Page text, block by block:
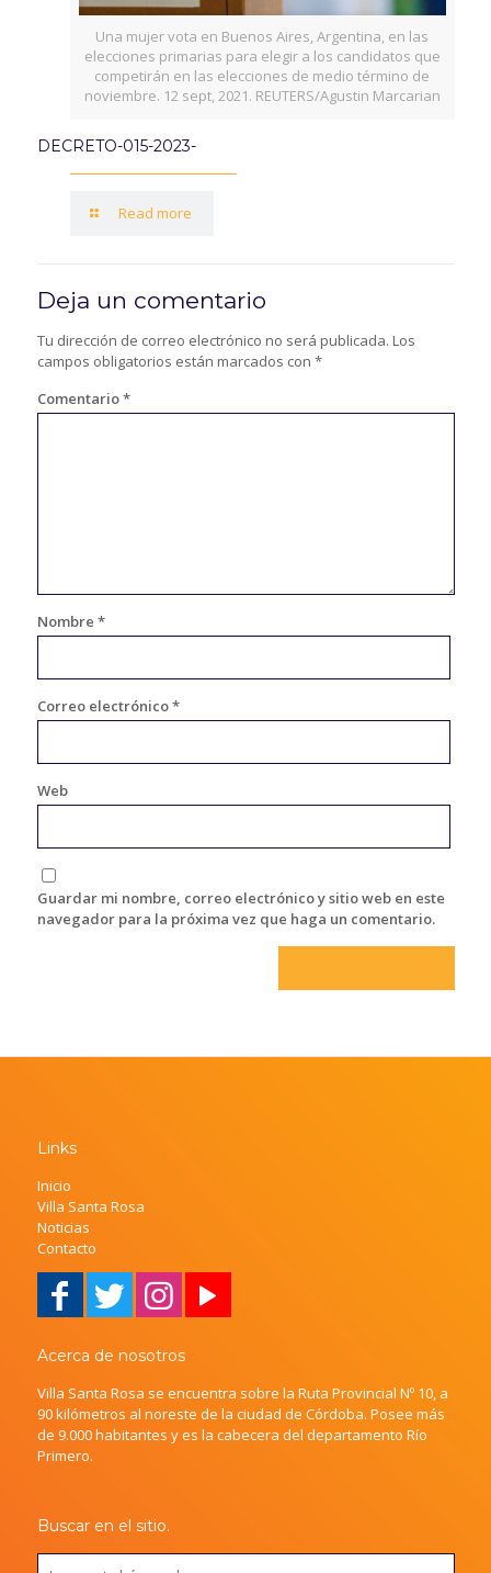
Una mujer vota en Buenos Aires, Argentina, en las
elecciones primarias para elegir a los candidatos que
competirán en las elecciones de medio término de
noviembre. 12 sept, 2021. REUTERS/Agustin Marcarian
DECRETO-015-2023-
Read more
Deja un comentario
Tu dirección de correo electrónico no será publicada. Los
campos obligatorios están marcados con *
Comentario*
Nombre *
Correo electrónico*
Web
Guardar mi nombre, correo electrónico y sitio web en este
navegador para la próxima vez que haga un comentario.
Links
Inicio
Villa Santa Rosa
Noticias
Contacto
Acerca de nosotros
Villa Santa Rosa se encuentra sobre la Ruta Provincial Nº 10, a
90 kilómetros al noreste de la ciudad de Córdoba. Posee más
de 9.000 habitantes y es la cabecera del departamento Río
Primero.
Buscar en el sitio.